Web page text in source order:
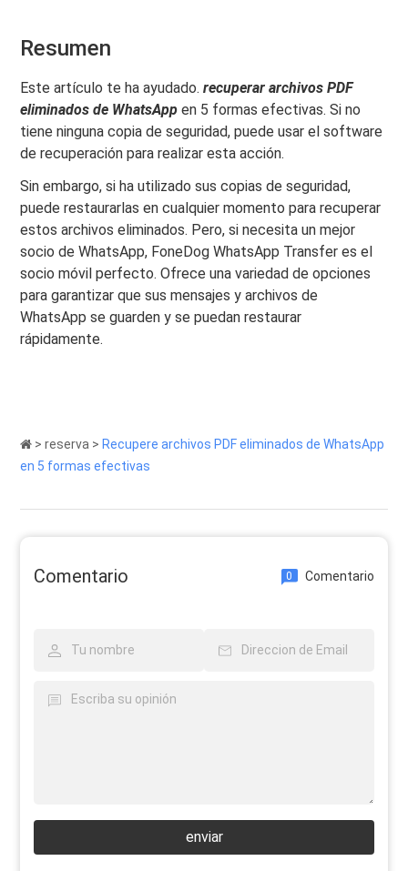
Resumen
Este artículo te ha ayudado.recuperar archivos PDF
eliminados de WhatsApp en 5 formas efectivas. Si no
tiene ninguna copia de seguridad, puede usar el software
de recuperación para realizar esta acción.
Sin embargo, si ha utilizado sus copias de seguridad,
puede restaurarlas en cualquier momento para recuperar
estos archivos eliminados. Pero, si necesita un mejor
socio de WhatsApp, FoneDog WhatsApp Transfer es el
socio móvil perfecto. Ofrece una variedad de opciones
para garantizar que sus mensajes y archivos de
WhatsApp se guarden y se puedan restaurar
rápidamente.
>reserva > Recupere archivos PDF eliminados de WhatsApp
en 5 formas efectivas
Comentario 0 Comentario
enviar